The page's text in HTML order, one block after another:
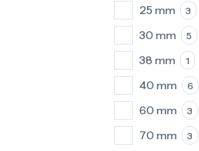
25 mm 3
30 mm 5
38 mm 1
40 mm 6
60 mm 3
70 mm 3